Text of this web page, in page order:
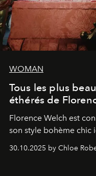
WOMAN
Tous les plus
éthérés de
Florence Welch est
son style bohème chic
30.10.2025 by Chloe